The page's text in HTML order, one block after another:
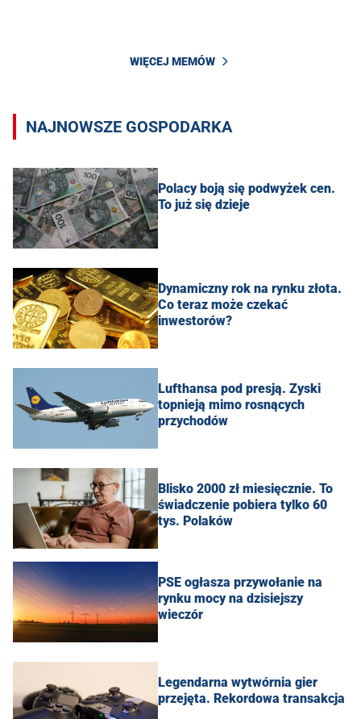
WIĘCEJ MEMÓW
NAJNOWSZE GOSPODARKA
Polacy boją się podwyżek cen.
To już się dzieje
Dynamiczny rok na rynku złota.
Co teraz może czekać
inwestorów?
Lufthansa pod presją. Zyski
topnieją mimo rosnących
przychodów
Blisko 2000 zł miesięcznie. To
świadczenie pobiera tylko 60
tys. Polaków
PSE ogłasza przywołanie na
rynku mocy na dzisiejszy
wieczór
Legendarna wytwórnia gier
przejęta. Rekordowa transakcja